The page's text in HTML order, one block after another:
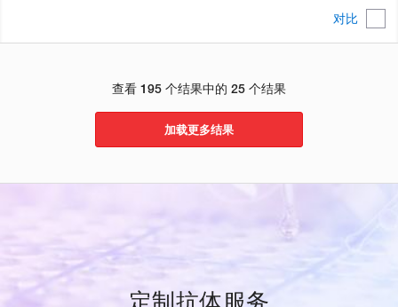
对比
查看 195 个结果中的 25 个结果
加载更多结果